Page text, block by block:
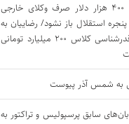
بیانی: ۴۰۰ هزار دلار صرف وکلای خارجی
استقلال باز نشود/ رضاییان به
جای قدرشناسی کلاس ۲۰۰ میلیارد تومانی
به شمس آذر پیوست
سابق پرسپولیس و تراکتور به